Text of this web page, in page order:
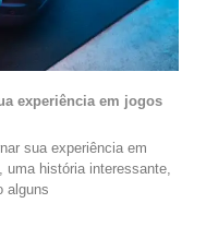
experiência em jogos
sua experiência em
uma história interessante,
alguns